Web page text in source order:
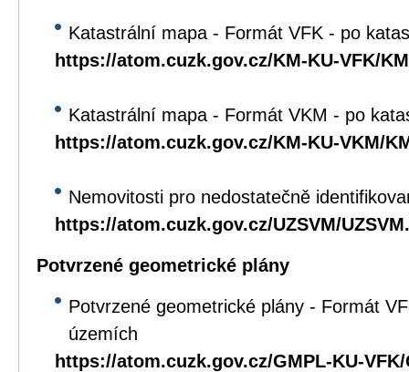
Katastrální mapa - Formát VFK - po
https://atom.cuzk.gov.cz/KM-KU-VFK/
Katastrální mapa - Formát VKM - po
https://atom.cuzk.gov.cz/KM-KU-VKM/
Nemovitosti pro nedostatečně
https://atom.cuzk.gov.cz/UZSVM/
Potvrzené geometrické plány
Potvrzené geometrické plány - Formát
územích
https://atom.cuzk.gov.cz/GMPL-KU-